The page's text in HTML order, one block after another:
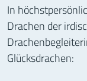
In
Drachen der
Glücksdrachen: